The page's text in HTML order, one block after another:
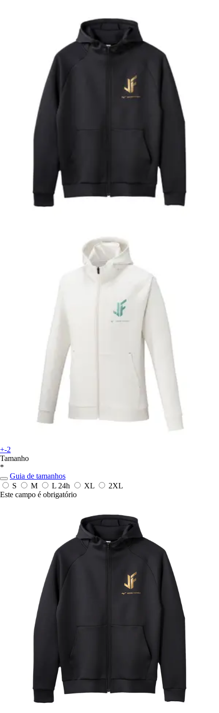
+-2
Tamanho
*
Guia de tamanhos
S
M L 24h XL
2XL
Este campo é obrigatório